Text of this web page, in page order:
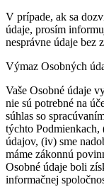
V prípade, ak sa
údaje, prosím
nesprávne údaje bez
Výmaz Osobných
Vaše Osobné údaje
nie sú potrebné na
súhlas so
týchto Podmienkach,
údajov, (iv) sme
máme zákonnú
Osobné údaje boli
informačnej